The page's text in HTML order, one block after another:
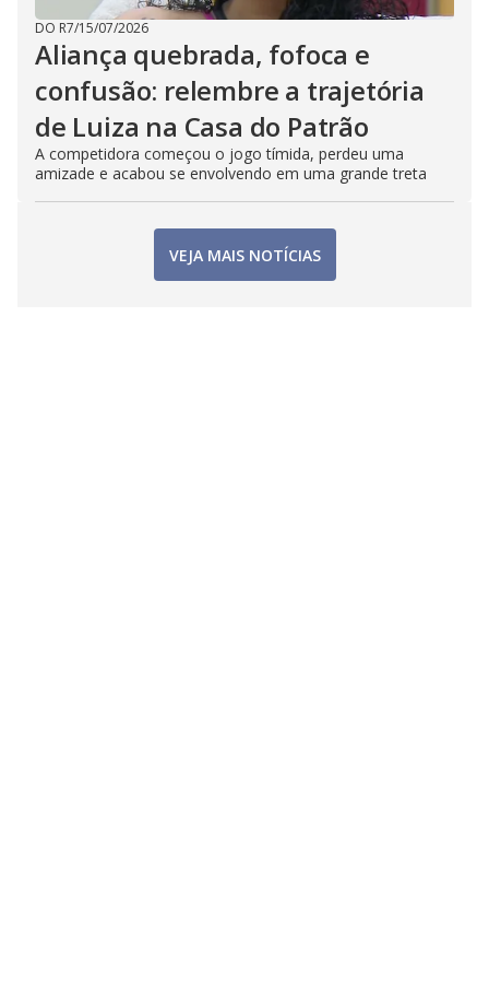
DO R7/15/07/2026
Aliança quebrada, fofoca e
confusão: relembre a trajetória
de Luiza na Casa do Patrão
A competidora começou o jogo tímida, perdeu uma
amizade e acabou se envolvendo em uma grande treta
VEJA MAIS NOTÍCIAS